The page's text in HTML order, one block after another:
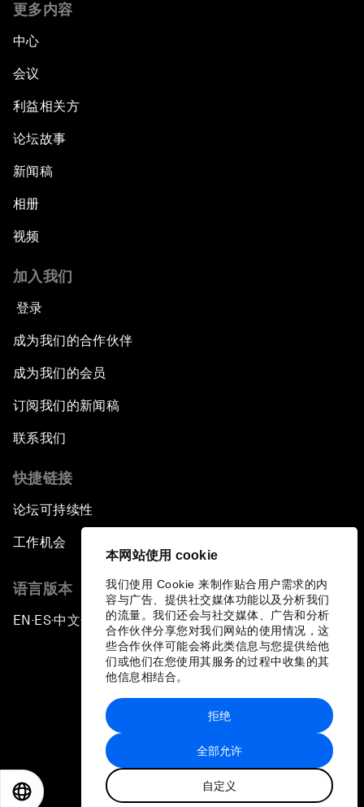
本网站使用 cookie
我们使用 Cookie 来制作贴合用户需求的内
容与广告、提供社交媒体功能以及分析我们
的流量。我们还会与社交媒体、广告和分析
合作伙伴分享您对我们网站的使用情况，这
些合作伙伴可能会将此类信息与您提供给他
们或他们在您使用其服务的过程中收集的其
他信息相结合。
全部允许
自定义
拒绝
更多内容
中心
会议
利益相关方
论坛故事
新闻稿
相册
视频
加入我们
登录
成为我们的合作伙伴
成为我们的会员
订阅我们的新闻稿
联系我们
快捷链接
论坛可持续性
工作机会
语言版本
EN ▪ ES▪中文▪ 日本語
站点地图
世界经济论坛